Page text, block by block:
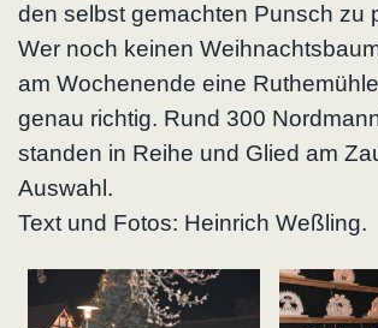
den selbst gemachten Punsch zu
Wer noch keinen
am Wochenende eine
genau richtig. Rund 300
standen in Reihe und Glied am
Auswahl.
Text und Fotos: Heinrich Weßling.